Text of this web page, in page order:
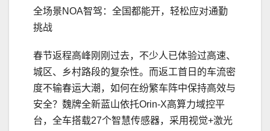
全场景NOA智驾：全国都能开，轻松应对通勤
挑战
春节返程高峰刚刚过去，不少人已体验过高速、
城区、乡村路段的复杂性。而返工首日的车流密
度不输春运大潮，如何在纷繁车阵中保持高效与
安全？魏牌全新蓝山依托Orin-X高算力域控平
台，全车搭载27个智慧传感器，采用视觉+激光